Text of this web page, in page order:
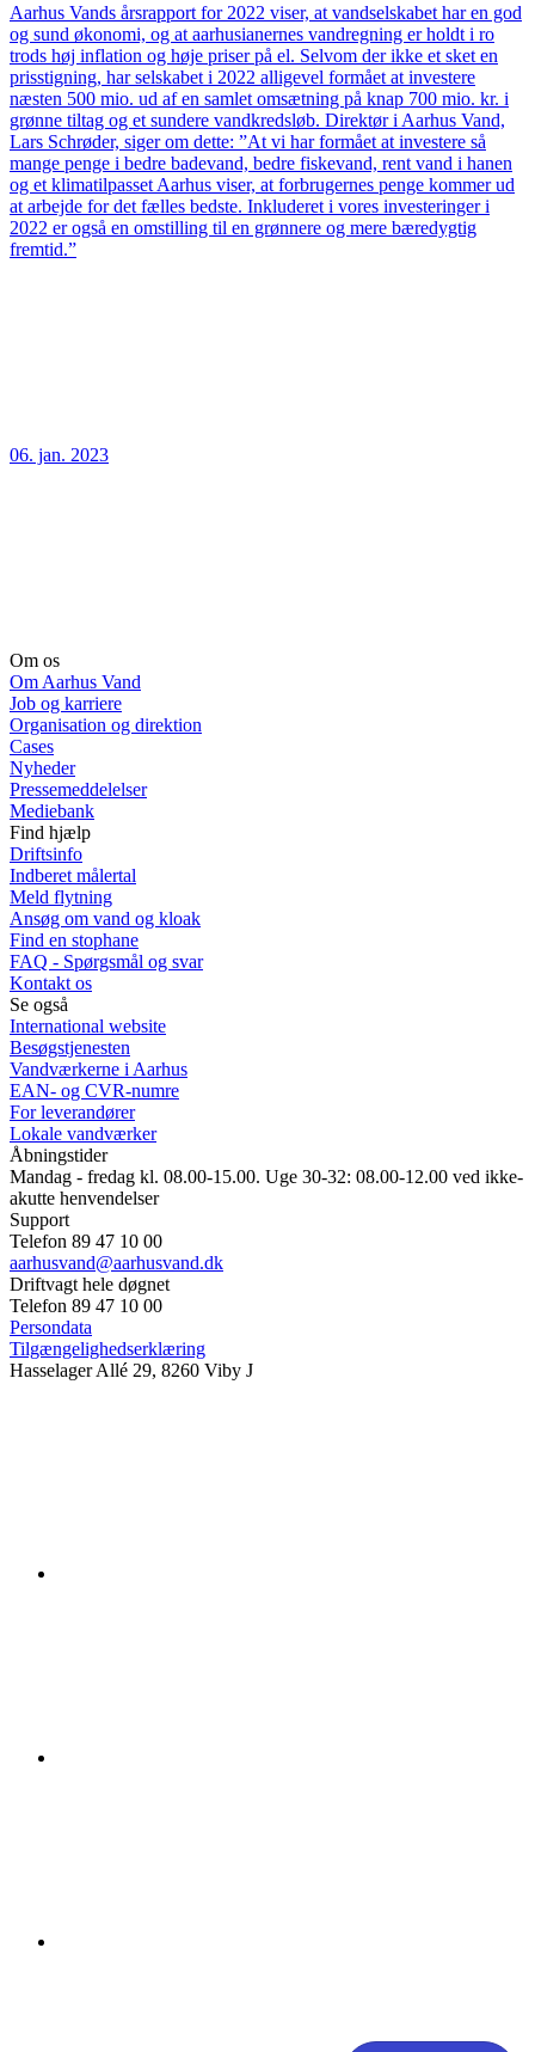
Aarhus Vands årsrapport for 2022 viser, at vandselskabet har en god
og sund økonomi, og at aarhusianernes vandregning er holdt i ro
trods høj inflation og høje priser på el. Selvom der ikke et sket en
prisstigning, har selskabet i 2022 alligevel formået at investere
næsten 500 mio. ud af en samlet omsætning på knap 700 mio. kr. i
grønne tiltag og et sundere vandkredsløb. Direktør i Aarhus Vand,
Lars Schrøder, siger om dette: ”At vi har formået at investere så
mange penge i bedre badevand, bedre fiskevand, rent vand i hanen
og et klimatilpasset Aarhus viser, at forbrugernes penge kommer ud
at arbejde for det fælles bedste. Inkluderet i vores investeringer i
2022 er også en omstilling til en grønnere og mere bæredygtig
fremtid.”
06. jan. 2023
Om os
Om Aarhus Vand
Job og karriere
Organisation og direktion
Cases
Nyheder
Pressemeddelelser
Mediebank
Find hjælp
Driftsinfo
Indberet målertal
Meld flytning
Ansøg om vand og kloak
Find en stophane
FAQ - Spørgsmål og svar
Kontakt os
Se også
International website
Besøgstjenesten
Vandværkerne i Aarhus
EAN- og CVR-numre
For leverandører
Lokale vandværker
Åbningstider
Mandag - fredag kl. 08.00-15.00. Uge 30-32: 08.00-12.00 ved ikke-
akutte henvendelser
Support
Telefon 89 47 10 00
aarhusvand@aarhusvand.dk
Driftvagt hele døgnet
Telefon 89 47 10 00
Persondata
Tilgængelighedserklæring
Hasselager Allé 29, 8260 Viby J